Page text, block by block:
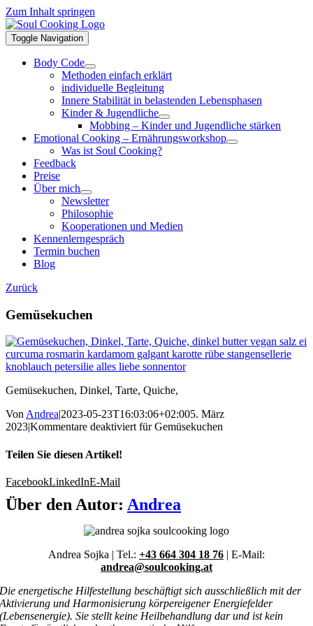
Zum Inhalt springen
Toggle Navigation
Body Code
Methoden einfach erklärt
individuelle Begleitung
Innere Stabilität in belastenden Lebensphasen
Kinder & Jugendliche
Mobbing – Kinder und Jugendliche stärken
Emotional Cooking – Ernährungsworkshop
Was ist Soul Cooking?
Feedback
Preise
Über mich
Newsletter
Philosophie
Kooperationen und Medien
Kennenlerngespräch
Termin buchen
Blog
Zurück
Gemüsekuchen
Gemüsekuchen, Dinkel, Tarte, Quiche,
VonAndrea|2023-05-23T16:03:06+02:005. März
2023|Kommentare deaktiviertfür Gemüsekuchen
Teilen Sie diesen Artikel!
FacebookLinkedInE-Mail
Über den Autor: Andrea
Andrea Sojka | Tel.: +43 664 304 18 76 | E-Mail:
andrea@soulcooking.at
Die energetische Hilfestellung beschäftigt sich ausschließlich mit der
Aktivierung und Harmonisierung körpereigener Energiefelder
(Lebensenergie). Sie stellt keine Heilbehandlung dar und ist kein